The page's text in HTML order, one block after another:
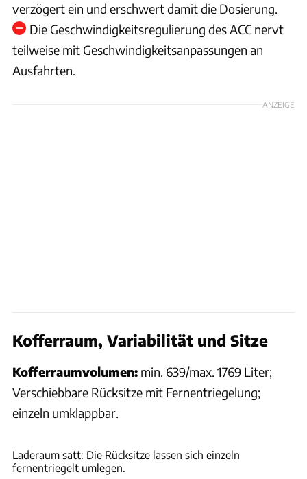
verzögert ein und erschwert damit die Dosierung.
Die Geschwindigkeitsregulierung des ACC nervt
teilweise mit Geschwindigkeitsanpassungen an
Ausfahrten.
ANZEIGE
Kofferraum, Variabilität und Sitze
Kofferraumvolumen: min. 639/max. 1769 Liter;
Verschiebbare Rücksitze mit Fernentriegelung;
einzeln umklappbar.
Laderaum satt: Die Rücksitze lassen sich einzeln
fernentriegelt umlegen.